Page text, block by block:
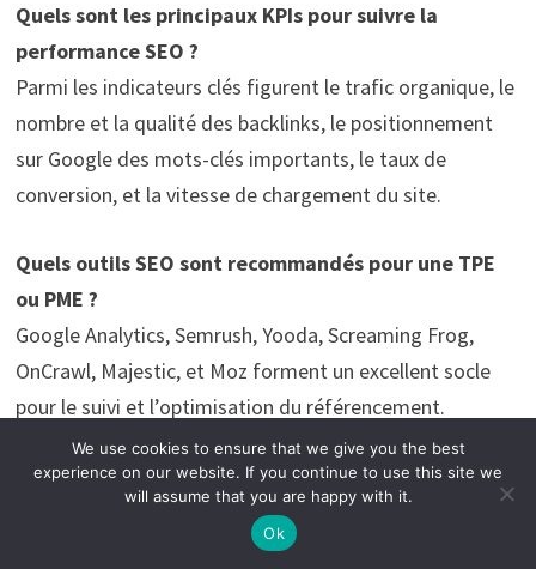
Quels sont les principaux KPIs pour suivre la
performance SEO ?
Parmi les indicateurs clés figurent le trafic organique, le
nombre et la qualité des backlinks, le positionnement
sur Google des mots-clés importants, le taux de
conversion, et la vitesse de chargement du site.
Quels outils SEO sont recommandés pour une TPE
ou PME ?
Google Analytics, Semrush, Yooda, Screaming Frog,
OnCrawl, Majestic, et Moz forment un excellent socle
pour le suivi et l’optimisation du référencement.
Comment valoriser la marque employeur pour
attirer un référenceur compétent ?
Il convient de communiquer clairement sur les valeurs
We use cookies to ensure that we give you the best
experience on our website. If you continue to use this site we
will assume that you are happy with it.
Ok